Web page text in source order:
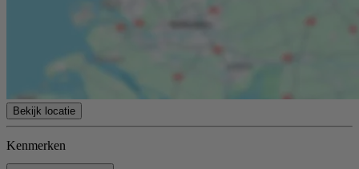
Bekijk locatie
Kenmerken